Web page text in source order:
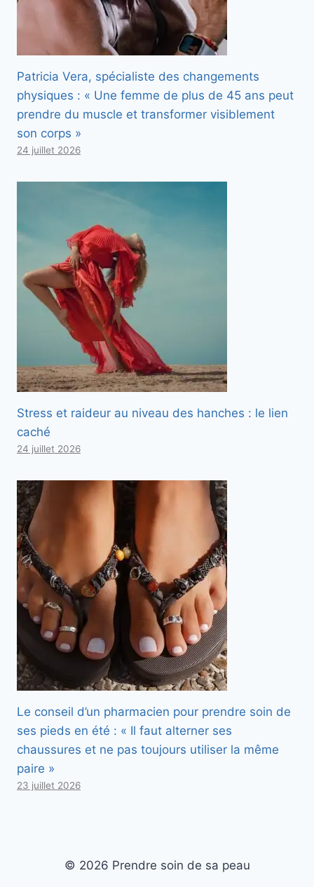
Patricia Vera, spécialiste des changements
physiques : « Une femme de plus de 45 ans peut
prendre du muscle et transformer visiblement
son corps »
24 juillet 2026
Stress et raideur au niveau des hanches : le lien
caché
24 juillet 2026
Le conseil d’un pharmacien pour prendre soin de
ses pieds en été : « Il faut alterner ses
chaussures et ne pas toujours utiliser la même
paire »
23 juillet 2026
© 2026 Prendre soin de sa peau